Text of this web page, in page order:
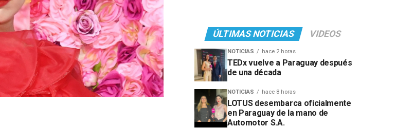
ÚLTIMAS NOTICIAS VIDEOS
NOTICIAS hace 2 horas
TEDx vuelve a Paraguay después
de una década
NOTICIAS hace 8 horas
LOTUS desembarca oficialmente
en Paraguay de la mano de
Automotor S.A.